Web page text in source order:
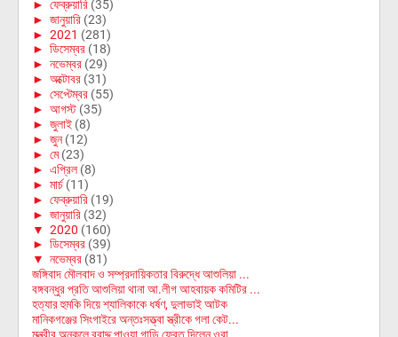
► ফেব্রুয়ারি (35)
► জানুয়ারি (23)
► 2021 (281)
► ডিসেম্বর (18)
► নভেম্বর (29)
► অক্টোবর (31)
► সেপ্টেম্বর (55)
► আগস্ট (35)
► জুলাই (8)
► জুন (12)
► মে (23)
► এপ্রিল (8)
► মার্চ (11)
► ফেব্রুয়ারি (19)
► জানুয়ারি (32)
▼ 2020 (160)
► ডিসেম্বর (39)
▼ নভেম্বর (81)
জঙ্গিবাদ মৌলবাদ ও সম্প্রদায়িকতার বিরুদ্ধে আশুলিয়া ...
বঙ্গবন্ধুর প্রতি আশুলিয়া থানা আ.লীগ আহবায়ক কমিটির ...
হত্যার হুমকি দিয়ে শ্যালিকাকে ধর্ষণ, দুলাভাই আটক
মানিকগঞ্জের সিংগাইরে অন্তঃসত্ত্বা স্ত্রীকে গলা কেট...